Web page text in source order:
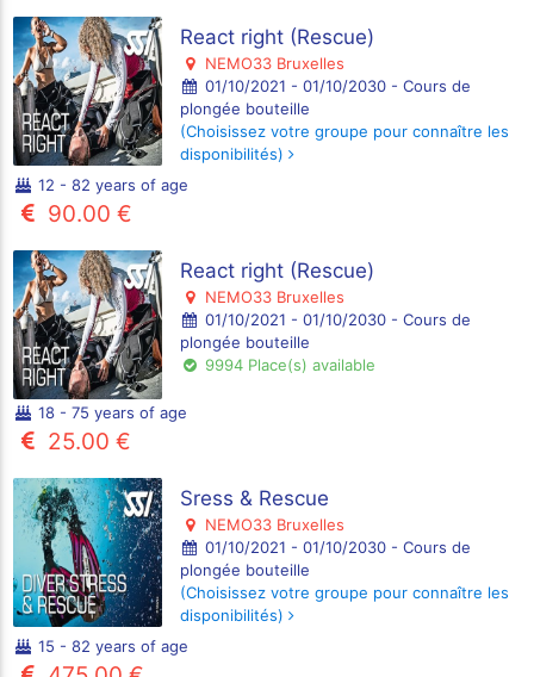
React right (Rescue)
NEMO33 Bruxelles
01/10/2021 - 01/10/2030 - Cours de
plongée bouteille
(Choisissez votre groupe pour connaître les
disponibilités)
12 - 82 years of age
90.00 €
React right (Rescue)
NEMO33 Bruxelles
01/10/2021 - 01/10/2030 - Cours de
plongée bouteille
9994 Place(s) available
18 - 75 years of age
25.00 €
Sress & Rescue
NEMO33 Bruxelles
01/10/2021 - 01/10/2030 - Cours de
plongée bouteille
(Choisissez votre groupe pour connaître les
disponibilités)
15 - 82 years of age